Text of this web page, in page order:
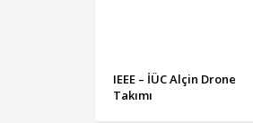
IEEE – İÜC Alçin Drone
Takımı